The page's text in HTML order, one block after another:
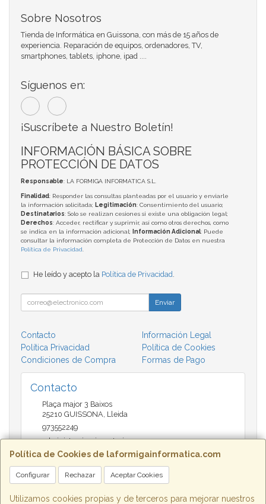
Política de Cookies de laformigainformatica.com
Configurar Rechazar Aceptar Cookies
Utilizamos cookies propias y de terceros para mejorar nuestros
Sobre Nosotros
Tienda de Informática en Guissona, con más de 15 años de
experiencia. Reparación de equipos, ordenadores, TV,
smartphones, tablets, iphone, ipad ....
Síguenos en:
¡Suscríbete a Nuestro Boletín!
INFORMACIÓN BÁSICA SOBRE
PROTECCIÓN DE DATOS
Responsable: LA FORMIGA INFORMATICA S.L.
Finalidad: Responder las consultas planteadas por el usuario y enviarle
la información solicitada; Legitimación: Consentimiento del usuario;
Destinatarios: Solo se realizan cesiones si existe una obligación legal;
Derechos: Acceder, rectificar y suprimir, así como otros derechos, como
se indica en la información adicional;
Información Adicional: Puede
consultar la información completa de Protección de Datos en nuestra
Política de Privacidad.
He leído y acepto la Política de Privacidad.
Enviar
Contacto
Información Legal
Política Privacidad
Política de Cookies
Condiciones de Compra
Formas de Pago
Contacto
Plaça major 3 Baixos
25210 GUISSONA, Lleida
973552249
administracio@insectari.com
Horario
Matí de 9 a 13:30 - Tarda 17 a 20:30